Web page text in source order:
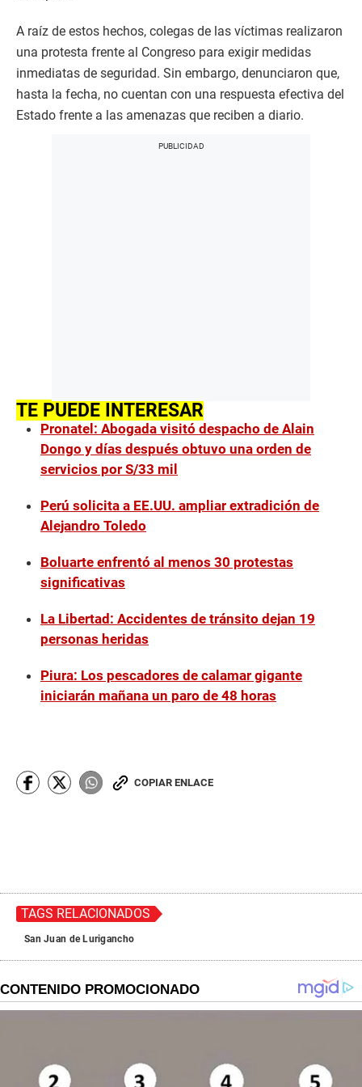
A raíz de estos hechos, colegas de las víctimas realizaron
una protesta frente al Congreso para exigir medidas
inmediatas de seguridad. Sin embargo, denunciaron que,
hasta la fecha, no cuentan con una respuesta efectiva del
Estado frente a las amenazas que reciben a diario.
TE PUEDE INTERESAR
Pronatel: Abogada visitó despacho de Alain
Dongo y días después obtuvo una orden de
servicios por S/33 mil
Perú solicita a EE.UU. ampliar extradición de
Alejandro Toledo
Boluarte enfrentó al menos 30 protestas
significativas
La Libertad: Accidentes de tránsito dejan 19
personas heridas
Piura: Los pescadores de calamar gigante
iniciarán mañana un paro de 48 horas
COPIAR ENLACE
TAGS RELACIONADOS
San Juan de Lurigancho